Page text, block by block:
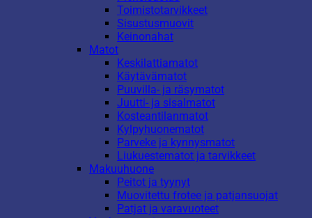
Toimistotarvikkeet
Sisustusmuovit
Keinonahat
Matot
Keskilattiamatot
Käytävämatot
Puuvilla- ja räsymatot
Juutti- ja sisalmatot
Kosteantilanmatot
Kylpyhuonematot
Parveke ja kynnysmatot
Liukuestematot ja tarvikkeet
Makuuhuone
Peitot ja tyynyt
Muovitettu frotee ja patjansuojat
Patjat ja varavuoteet